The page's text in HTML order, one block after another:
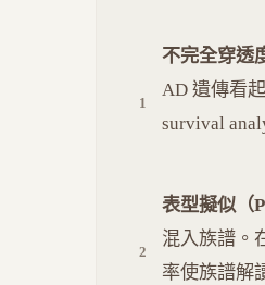
不完全穿透
AD 遺傳看
survival
表型擬似（
混入族譜。
率使族譜解